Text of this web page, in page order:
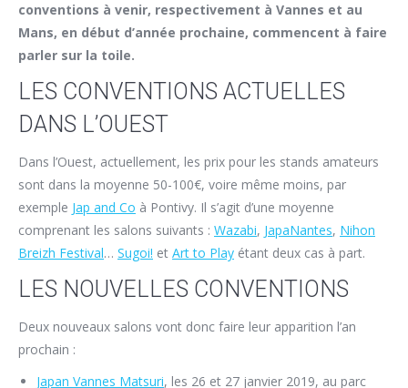
conventions à venir, respectivement à Vannes et au
Mans, en début d’année prochaine, commencent à faire
parler sur la toile.
LES CONVENTIONS ACTUELLES
DANS L’OUEST
Dans l’Ouest, actuellement, les prix pour les stands amateurs
sont dans la moyenne 50-100€, voire même moins, par
exemple Jap and Co à Pontivy. Il s’agit d’une moyenne
comprenant les salons suivants : Wazabi, JapaNantes, Nihon
Breizh Festival… Sugoi! et Art to Play étant deux cas à part.
LES NOUVELLES CONVENTIONS
Deux nouveaux salons vont donc faire leur apparition l’an
prochain :
Japan Vannes Matsuri, les 26 et 27 janvier 2019, au parc